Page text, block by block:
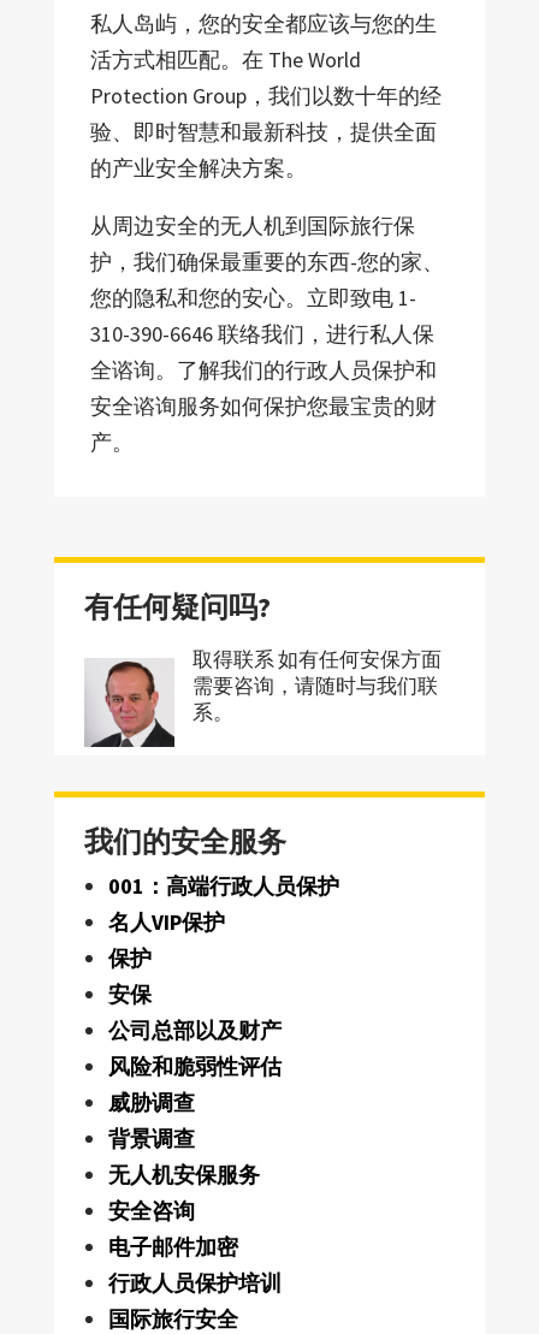
私人岛屿，您的安全都应该与您的生
活方式相匹配。在 The World
Protection Group，我们以数十年的经
验、即时智慧和最新科技，提供全面
的产业安全解决方案。
从周边安全的无人机到国际旅行保
护，我们确保最重要的东西-您的家、
您的隐私和您的安心。立即致电 1-
310-390-6646 联络我们，进行私人保
全谘询。了解我们的行政人员保护和
安全谘询服务如何保护您最宝贵的财
产。
有任何疑问吗?
取得联系 如有任何安保方面
需要咨询，请随时与我们联
系。
我们的安全服务
001：高端行政人员保护
名人VIP保护
保护
安保
公司总部以及财产
风险和脆弱性评估
威胁调查
背景调查
无人机安保服务
安全咨询
电子邮件加密
行政人员保护培训
国际旅行安全